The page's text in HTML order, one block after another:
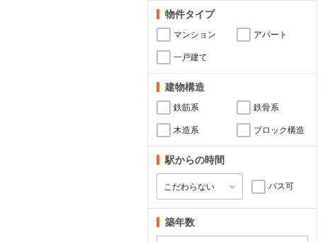
物件タイプ
マンション アパート
一戸建て
建物構造
鉄筋系 鉄骨系
木造系 ブロック構造
駅からの時間
バス可
築年数